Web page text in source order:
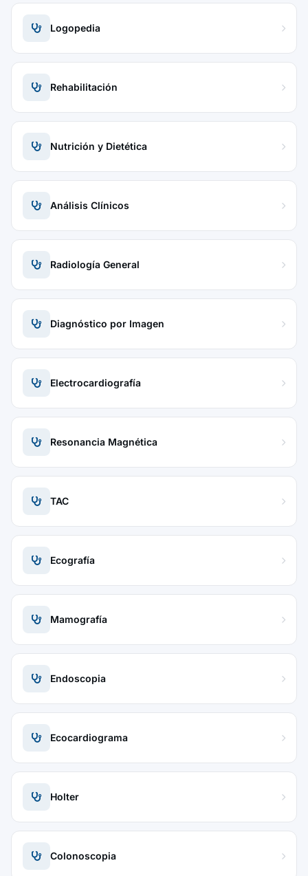
Logopedia
Rehabilitación
Nutrición y Dietética
Análisis Clínicos
Radiología General
Diagnóstico por Imagen
Electrocardiografía
Resonancia Magnética
TAC
Ecografía
Mamografía
Endoscopia
Ecocardiograma
Holter
Colonoscopia